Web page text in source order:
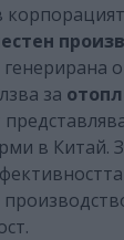
генерирана
за
в Китай.